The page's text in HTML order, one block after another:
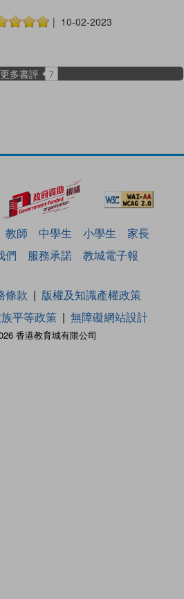
| 10-02-2023
更多書評 7
教師 中學生 小學生
家長
們 服務承諾 教城電子報
香港教育城有限公司
條款
版權及知識產權政策
平等政策 無障礙網站設計